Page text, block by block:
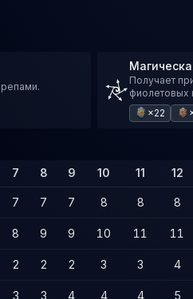
Получает
фиолетовых
×22
7 8 9 10 11 12
7 7 7 8 8 8
8 9 9 10 11 11
2 2 2 3 3 4
3 3 4 4 4 5